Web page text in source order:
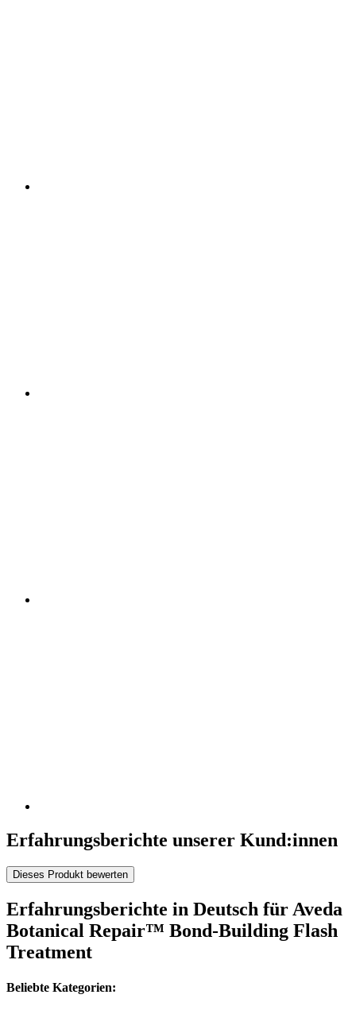
Erfahrungsberichte unserer Kund:innen
Dieses Produkt bewerten
Erfahrungsberichte in Deutsch für Aveda
Botanical Repair™ Bond-Building Flash
Treatment
Beliebte Kategorien: